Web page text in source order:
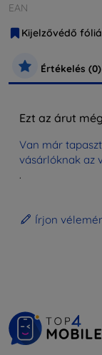
EAN
Kijelzővédő
Értékelés (0)
Ezt az árut
Van már
vásárlóknak az
.
Írjon